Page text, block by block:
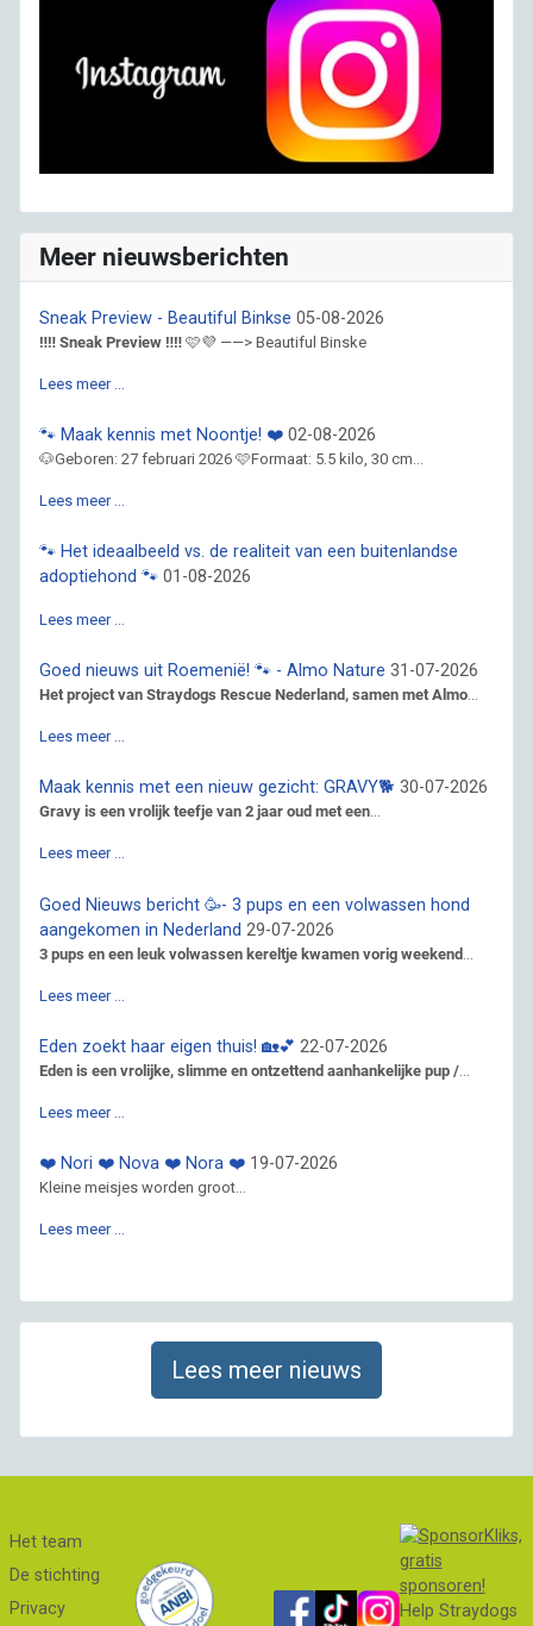
Meer nieuwsberichten
Sneak Preview - Beautiful Binkse 05-08-2026
‼️‼️ Sneak Preview ‼️‼️ 🩷💜 ——> Beautiful Binske
Lees meer …
🐾 Maak kennis met Noontje! ❤️ 02-08-2026
🐶Geboren: 27 februari 2026 🩷Formaat: 5.5 kilo, 30 cm...
Lees meer …
🐾 Het ideaalbeeld vs. de realiteit van een buitenlandse
adoptiehond 🐾 01-08-2026
Lees meer …
Goed nieuws uit Roemenië! 🐾 - Almo Nature 31-07-2026
Het project van Straydogs Rescue Nederland, samen met Almo...
Lees meer …
Maak kennis met een nieuw gezicht: GRAVY🐕 30-07-2026
Gravy is een vrolijk teefje van 2 jaar oud met een...
Lees meer …
Goed Nieuws bericht 🥳- 3 pups en een volwassen hond
aangekomen in Nederland 29-07-2026
3 pups en een leuk volwassen kereltje kwamen vorig weekend
Lees meer …
Eden zoekt haar eigen thuis! 🏡💕 22-07-2026
Eden is een vrolijke, slimme en ontzettend aanhankelijke pup /
Lees meer …
❤️ Nori ❤️ Nova ❤️ Nora ❤️ 19-07-2026
Kleine meisjes worden groot...
Lees meer …
Lees meer nieuws
Het team
De stichting
Privacy
Help Straydogs